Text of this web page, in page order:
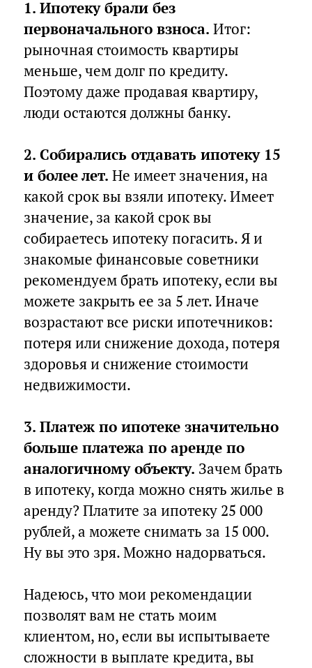
1. Ипотеку брали без
первоначального взноса. Итог:
рыночная стоимость квартиры
меньше, чем долг по кредиту.
Поэтому даже продавая квартиру,
люди остаются должны банку.
2. Собирались отдавать ипотеку 15
и более лет. Не имеет значения, на
какой срок вы взяли ипотеку. Имеет
значение, за какой срок вы
собираетесь ипотеку погасить. Я и
знакомые финансовые советники
рекомендуем брать ипотеку, если вы
можете закрыть ее за 5 лет. Иначе
возрастают все риски ипотечников:
потеря или снижение дохода, потеря
здоровья и снижение стоимости
недвижимости.
3. Платеж по ипотеке значительно
больше платежа по аренде по
аналогичному объекту. Зачем брать
в ипотеку, когда можно снять жилье в
аренду? Платите за ипотеку 25 000
рублей, а можете снимать за 15 000.
Ну вы это зря. Можно надорваться.
Надеюсь, что мои рекомендации
позволят вам не стать моим
клиентом, но, если вы испытываете
сложности в выплате кредита, вы